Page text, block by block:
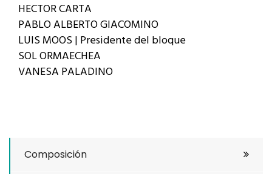
HECTOR CARTA
PABLO ALBERTO GIACOMINO
LUIS MOOS | Presidente del bloque
SOL ORMAECHEA
VANESA PALADINO
Composición